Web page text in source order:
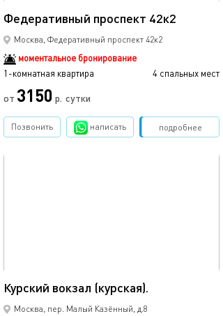
Федеративный проспект 42к2
Москва, Федеративный проспект 42к2
моментальное бронирование
1-комнатная квартира
4 спальных мест
от 3150 р. сутки
подробнее
Позвонить написать Забронировать
Курский вокзал (курская).
Москва, пер. Малый Казённый, д.8